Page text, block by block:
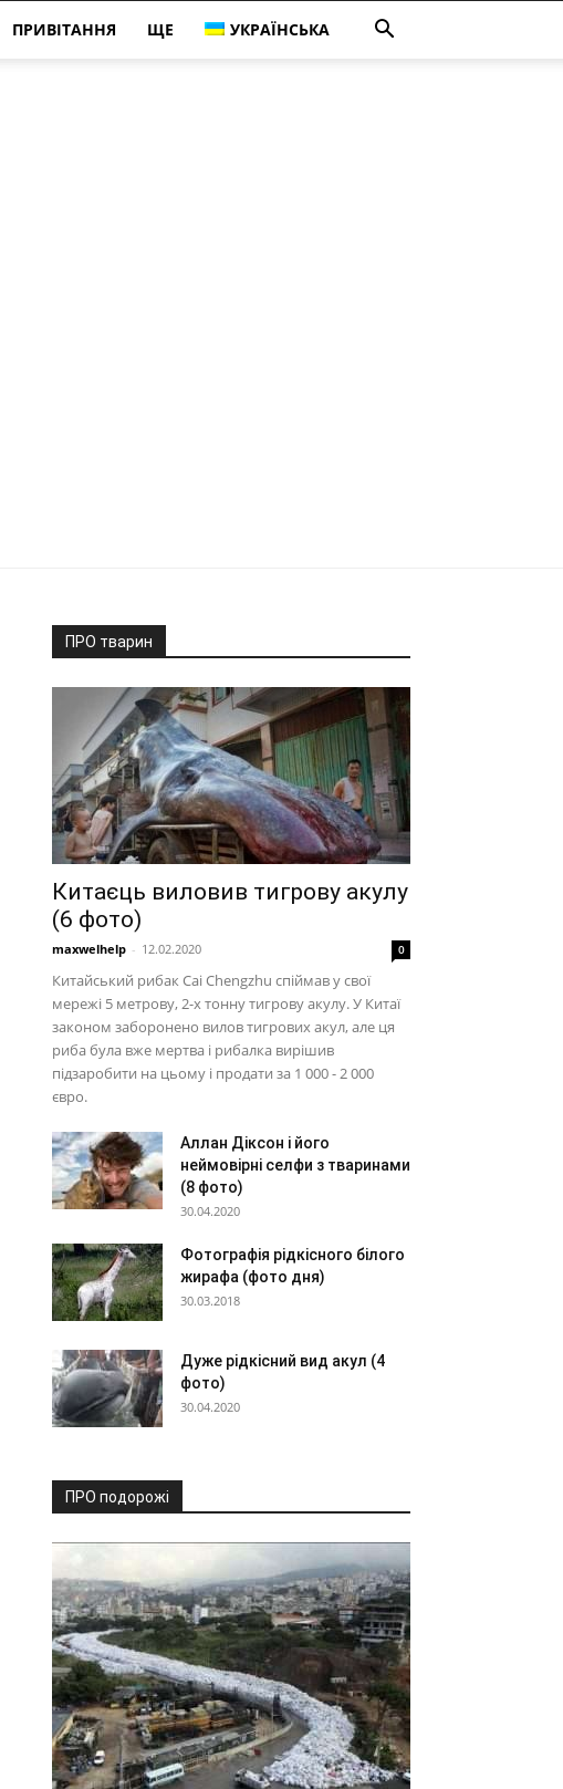
ПРИВІТАННЯ ЩЕ УКРАЇНСЬКА
ПРО тварин
Китаєць виловив тигрову акулу
(6 фото)
maxwelhelp - 12.02.2020 0
Китайський рибак Cai Chengzhu спіймав у свої
мережі 5 метрову, 2-х тонну тигрову акулу. У Китаї
законом заборонено вилов тигрових акул, але ця
риба була вже мертва і рибалка вирішив
підзаробити на цьому і продати за 1 000 - 2 000
євро.
Аллан Діксон і його
неймовірні селфи з тваринами
(8 фото)
30.04.2020
Фотографія рідкісного білого
жирафа (фото дня)
30.03.2018
Дуже рідкісний вид акул (4
фото)
30.04.2020
ПРО подорожі